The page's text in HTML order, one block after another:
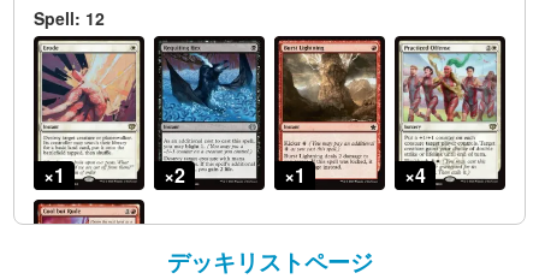
デッキリストページ